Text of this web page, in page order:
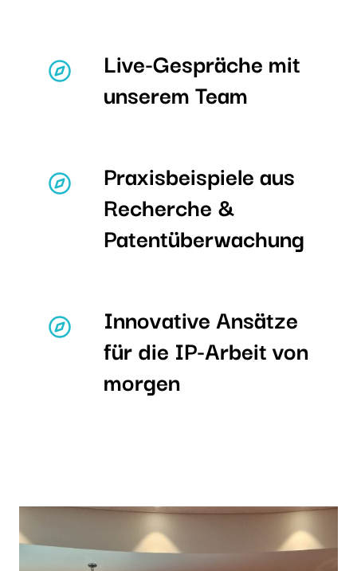
Live-Gespräche mit
unserem Team
Praxisbeispiele aus
Recherche &
Patentüberwachung
Innovative Ansätze
für die IP-Arbeit von
morgen